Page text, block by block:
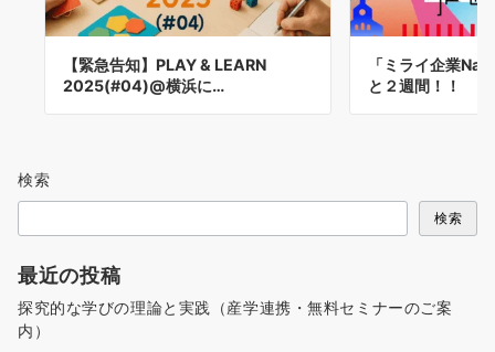
【緊急告知】PLAY & LEARN
2025(#04)@横浜に…
「ミライ企業
と２週間！！
検索
検索
最近の投稿
探究的な学びの理論と実践（産学連携・無料セミナーのご案
内）